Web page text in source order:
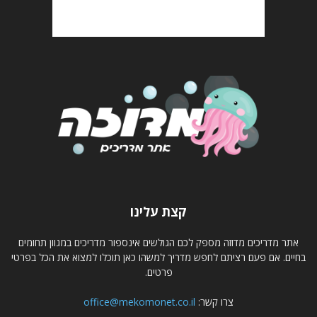
קצת עלינו
אתר מדריכים מדוזה מספק לכם הגולשים אינספור מדריכים במגוון תחומים
בחיים. אם פעם רציתם לחפש מדריך למשהו כאן תוכלו למצוא את הכל בפרטי
פרטים.
צרו קשר: office@mekomonet.co.il